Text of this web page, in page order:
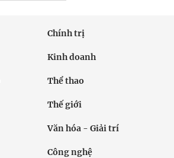
Chính trị
Kinh doanh
Thể thao
Thế giới
Văn hóa - Giải trí
Công nghệ